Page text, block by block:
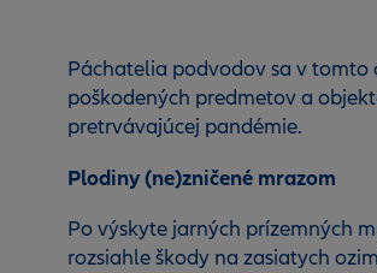
Páchatelia podvodov sa v tomto
poškodených predmetov a
pretrvávajúcej pandémie.
Plodiny (ne)zničené mrazom
Po výskyte jarných prízemných
rozsiahle škody na zasiatych